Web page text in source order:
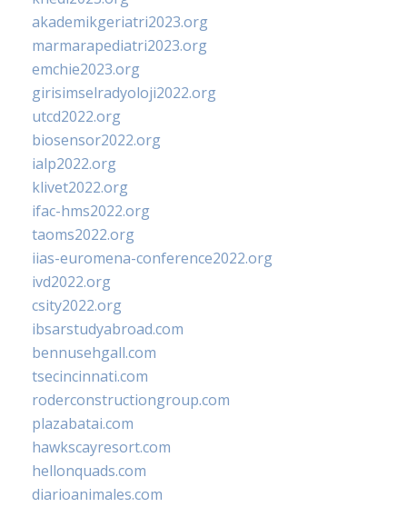
akademikgeriatri2023.org
marmarapediatri2023.org
emchie2023.org
girisimselradyoloji2022.org
utcd2022.org
biosensor2022.org
ialp2022.org
klivet2022.org
ifac-hms2022.org
taoms2022.org
iias-euromena-conference2022.org
ivd2022.org
csity2022.org
ibsarstudyabroad.com
bennusehgall.com
tsecincinnati.com
roderconstructiongroup.com
plazabatai.com
hawkscayresort.com
hellonquads.com
diarioanimales.com